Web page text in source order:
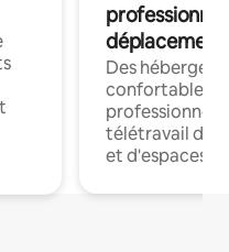
déplacement
Des
confortables
professionnels
télétravail
et d'espaces